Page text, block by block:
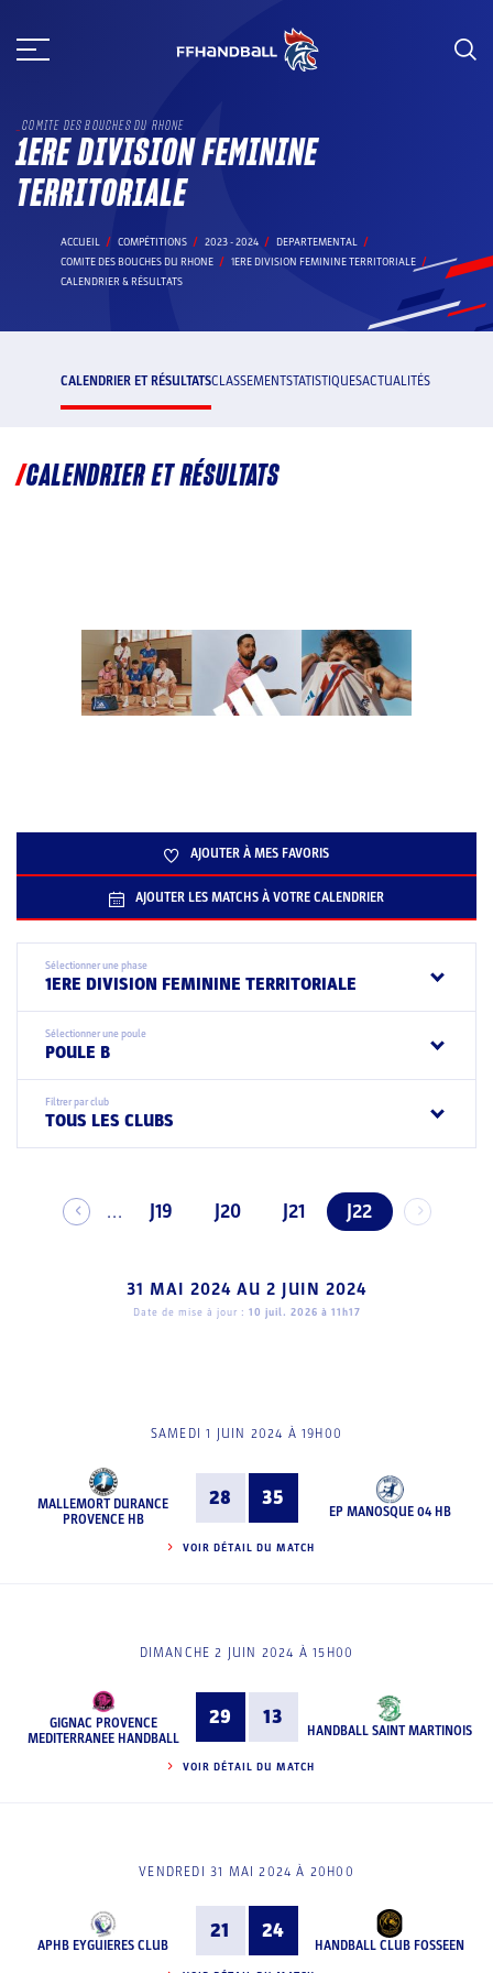
au
COMITE DES BOUCHES DU RHONE
1ERE DIVISION FEMININE
TERRITORIALE
ACCUEIL COMPÉTITIONS 2023 - 2024
DEPARTEMENTAL
COMITE DES BOUCHES DU RHONE
1ERE DIVISION FEMININE TERRITORIALE
CALENDRIER & RÉSULTATS
CALENDRIER ET RÉSULTATSCLASSEMENTSTATISTIQUESACTUALITÉS
CALENDRIER ET RÉSULTATS
AJOUTER À MES FAVORIS
AJOUTER LES MATCHS À VOTRE CALENDRIER
Sélectionner une phase
1ERE DIVISION FEMININE TERRITORIALE
Sélectionner une poule
POULE B
Filtrer par club
TOUS LES CLUBS
... J19 J20 J21 J22
31 MAI 2024 AU 2 JUIN 2024
Date de mise à jour : 10 juil. 2026 à 11h17
SAMEDI 1 JUIN 2024 À 19H00
MALLEMORT DURANCE
PROVENCE HB
28 35
EP MANOSQUE 04 HB
VOIR DÉTAIL DU MATCH
DIMANCHE 2 JUIN 2024 À 15H00
GIGNAC PROVENCE
MEDITERRANEE HANDBALL
29 13
HANDBALL SAINT MARTINOIS
VOIR DÉTAIL DU MATCH
VENDREDI 31 MAI 2024 À 20H00
APHB EYGUIERES CLUB
21 24
HANDBALL CLUB FOSSEEN